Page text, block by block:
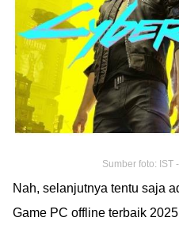
Sumber foto: IST
Nah, selanjutnya tentu saja
Game PC offline terbaik